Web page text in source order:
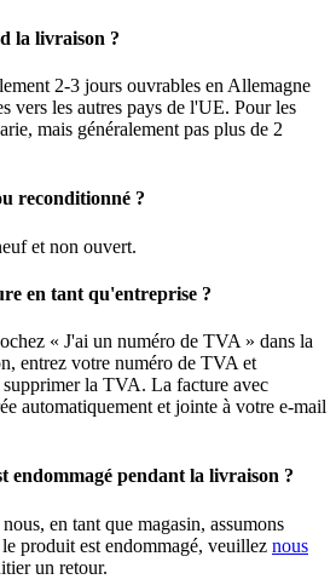
la livraison ?
2-3 jours ouvrables en Allemagne
vers les autres pays de l'UE. Pour les
mais généralement pas plus de 2
reconditionné ?
et non ouvert.
en tant qu'entreprise ?
« J'ai un numéro de TVA » dans la
entrez votre numéro de TVA et
la TVA. La facture avec
automatiquement et jointe à votre e-mail
endommagé pendant la livraison ?
en tant que magasin, assumons
produit est endommagé, veuillez nous
un retour.